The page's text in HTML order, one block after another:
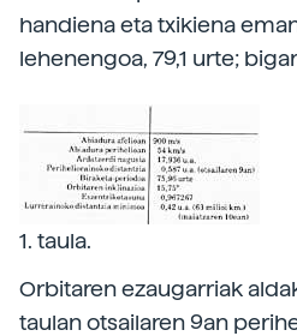
handiena eta txikiena
lehenengoa, 79,1 urte;
1. taula.
Orbitaren ezaugarriak
taulan otsailaren 9an